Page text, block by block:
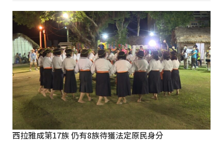
西拉雅成第17族 仍有8族待獲法定原民身分